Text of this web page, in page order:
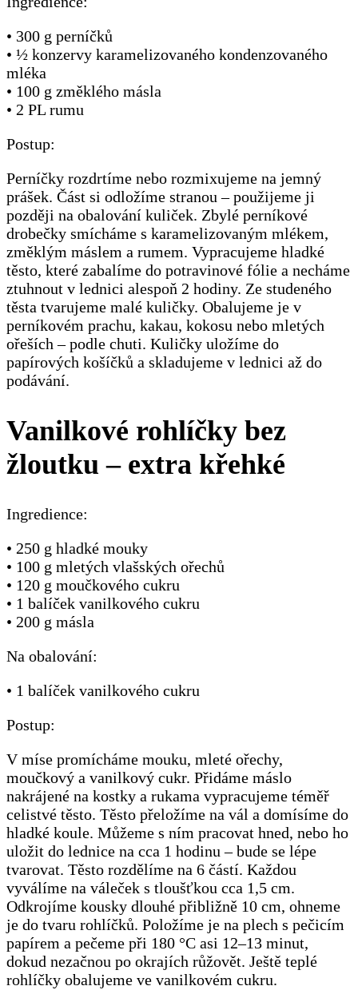
• 300 g perníčků
• ½ konzervy karamelizovaného kondenzovaného
mléka
• 100 g změklého másla
• 2 PL rumu
Postup:
Perníčky rozdrtíme nebo rozmixujeme na jemný
prášek. Část si odložíme stranou – použijeme ji
později na obalování kuliček. Zbylé perníkové
drobečky smícháme s karamelizovaným mlékem,
změklým máslem a rumem. Vypracujeme hladké
těsto, které zabalíme do potravinové fólie a necháme
ztuhnout v lednici alespoň 2 hodiny. Ze studeného
těsta tvarujeme malé kuličky. Obalujeme je v
perníkovém prachu, kakau, kokosu nebo mletých
ořeších – podle chuti. Kuličky uložíme do
papírových košíčků a skladujeme v lednici až do
podávání.
Vanilkové rohlíčky bez
žloutku – extra křehké
Ingredience:
• 250 g hladké mouky
• 100 g mletých vlašských ořechů
• 120 g moučkového cukru
• 1 balíček vanilkového cukru
• 200 g másla
Na obalování:
• 1 balíček vanilkového cukru
Postup:
V míse promícháme mouku, mleté ořechy,
moučkový a vanilkový cukr. Přidáme máslo
nakrájené na kostky a rukama vypracujeme téměř
celistvé těsto. Těsto přeložíme na vál a domísíme do
hladké koule. Můžeme s ním pracovat hned, nebo ho
uložit do lednice na cca 1 hodinu – bude se lépe
tvarovat. Těsto rozdělíme na 6 částí. Každou
vyválíme na váleček s tloušťkou cca 1,5 cm.
Odkrojíme kousky dlouhé přibližně 10 cm, ohneme
je do tvaru rohlíčků. Položíme je na plech s pečicím
papírem a pečeme při 180 °C asi 12–13 minut,
dokud nezačnou po okrajích růžovět. Ještě teplé
rohlíčky obalujeme ve vanilkovém cukru.